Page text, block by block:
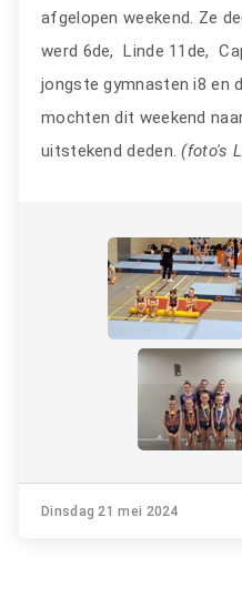
afgelopen weekend. Ze
werd 6de, Linde 11de,
jongste gymnasten i8 en
mochten dit weekend
uitstekend deden.(foto's
Dinsdag 21 mei 2024